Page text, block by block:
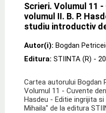
Scrieri. Volumul 11
volumul II. B. P.
studiu introductiv
Autor(i): Bogdan
Editura: STIINTA (R) -
Cartea autorului Bogdan
Volumul 11 - Cuvente
Hasdeu - Editie ingrijita
Mihaila" de la editura